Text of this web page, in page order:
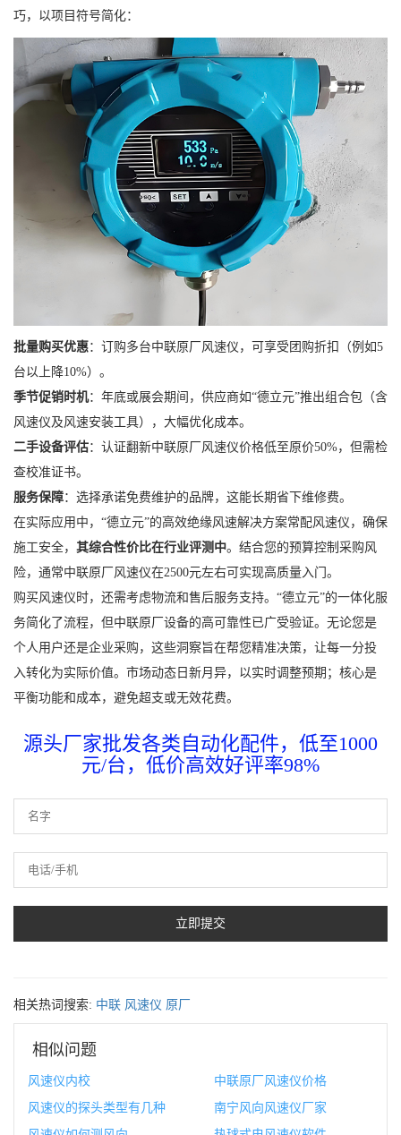
巧，以项目符号简化：
批量购买优惠：订购多台中联原厂风速仪，可享受团购折扣（例如5
台以上降10%）。
季节促销时机：年底或展会期间，供应商如“德立元”推出组合包（含
风速仪及风速安装工具），大幅优化成本。
二手设备评估：认证翻新中联原厂风速仪价格低至原价50%，但需检
查校准证书。
服务保障：选择承诺免费维护的品牌，这能长期省下维修费。
在实际应用中，“德立元”的高效绝缘风速解决方案常配风速仪，确保
施工安全， 其综合性价比在行业评测中。结合您的预算控制采购风
险，通常中联原厂风速仪在2500元左右可实现高质量入门。
购买风速仪时，还需考虑物流和售后服务支持。“德立元”的一体化服
务简化了流程，但中联原厂设备的高可靠性已广受验证。无论您是
个人用户还是企业采购，这些洞察旨在帮您精准决策，让每一分投
入转化为实际价值。市场动态日新月异，以实时调整预期；核心是
平衡功能和成本，避免超支或无效花费。
源头厂家批发各类自动化配件，低至1000
元/台，低价高效好评率98%
相关热词搜索: 中联 风速仪 原厂
相似问题
风速仪内校
中联原厂风速仪价格
风速仪的探头类型有几种
南宁风向风速仪厂家